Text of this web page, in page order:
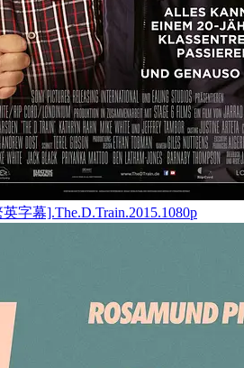
字幕].The.D.Train.2015.1080p